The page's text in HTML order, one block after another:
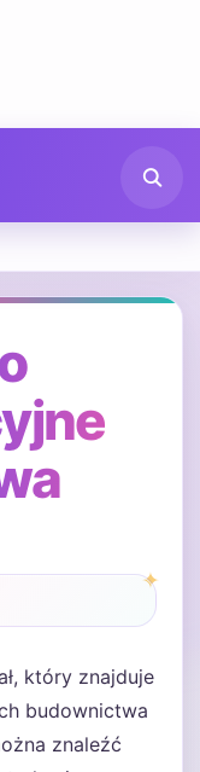
który znajduje
budownictwa
znaleźć